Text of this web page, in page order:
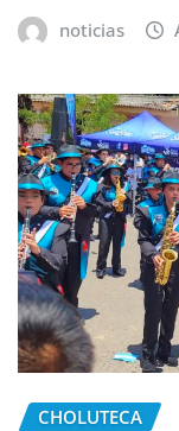
noticias
CHOLUTECA